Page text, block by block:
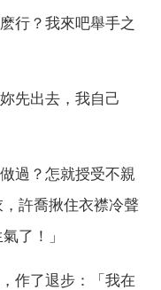
行？我來吧舉手之
出去，我自己
過？怎就授受不親
許喬揪住衣襟冷聲
了！」
作了退步：「我在